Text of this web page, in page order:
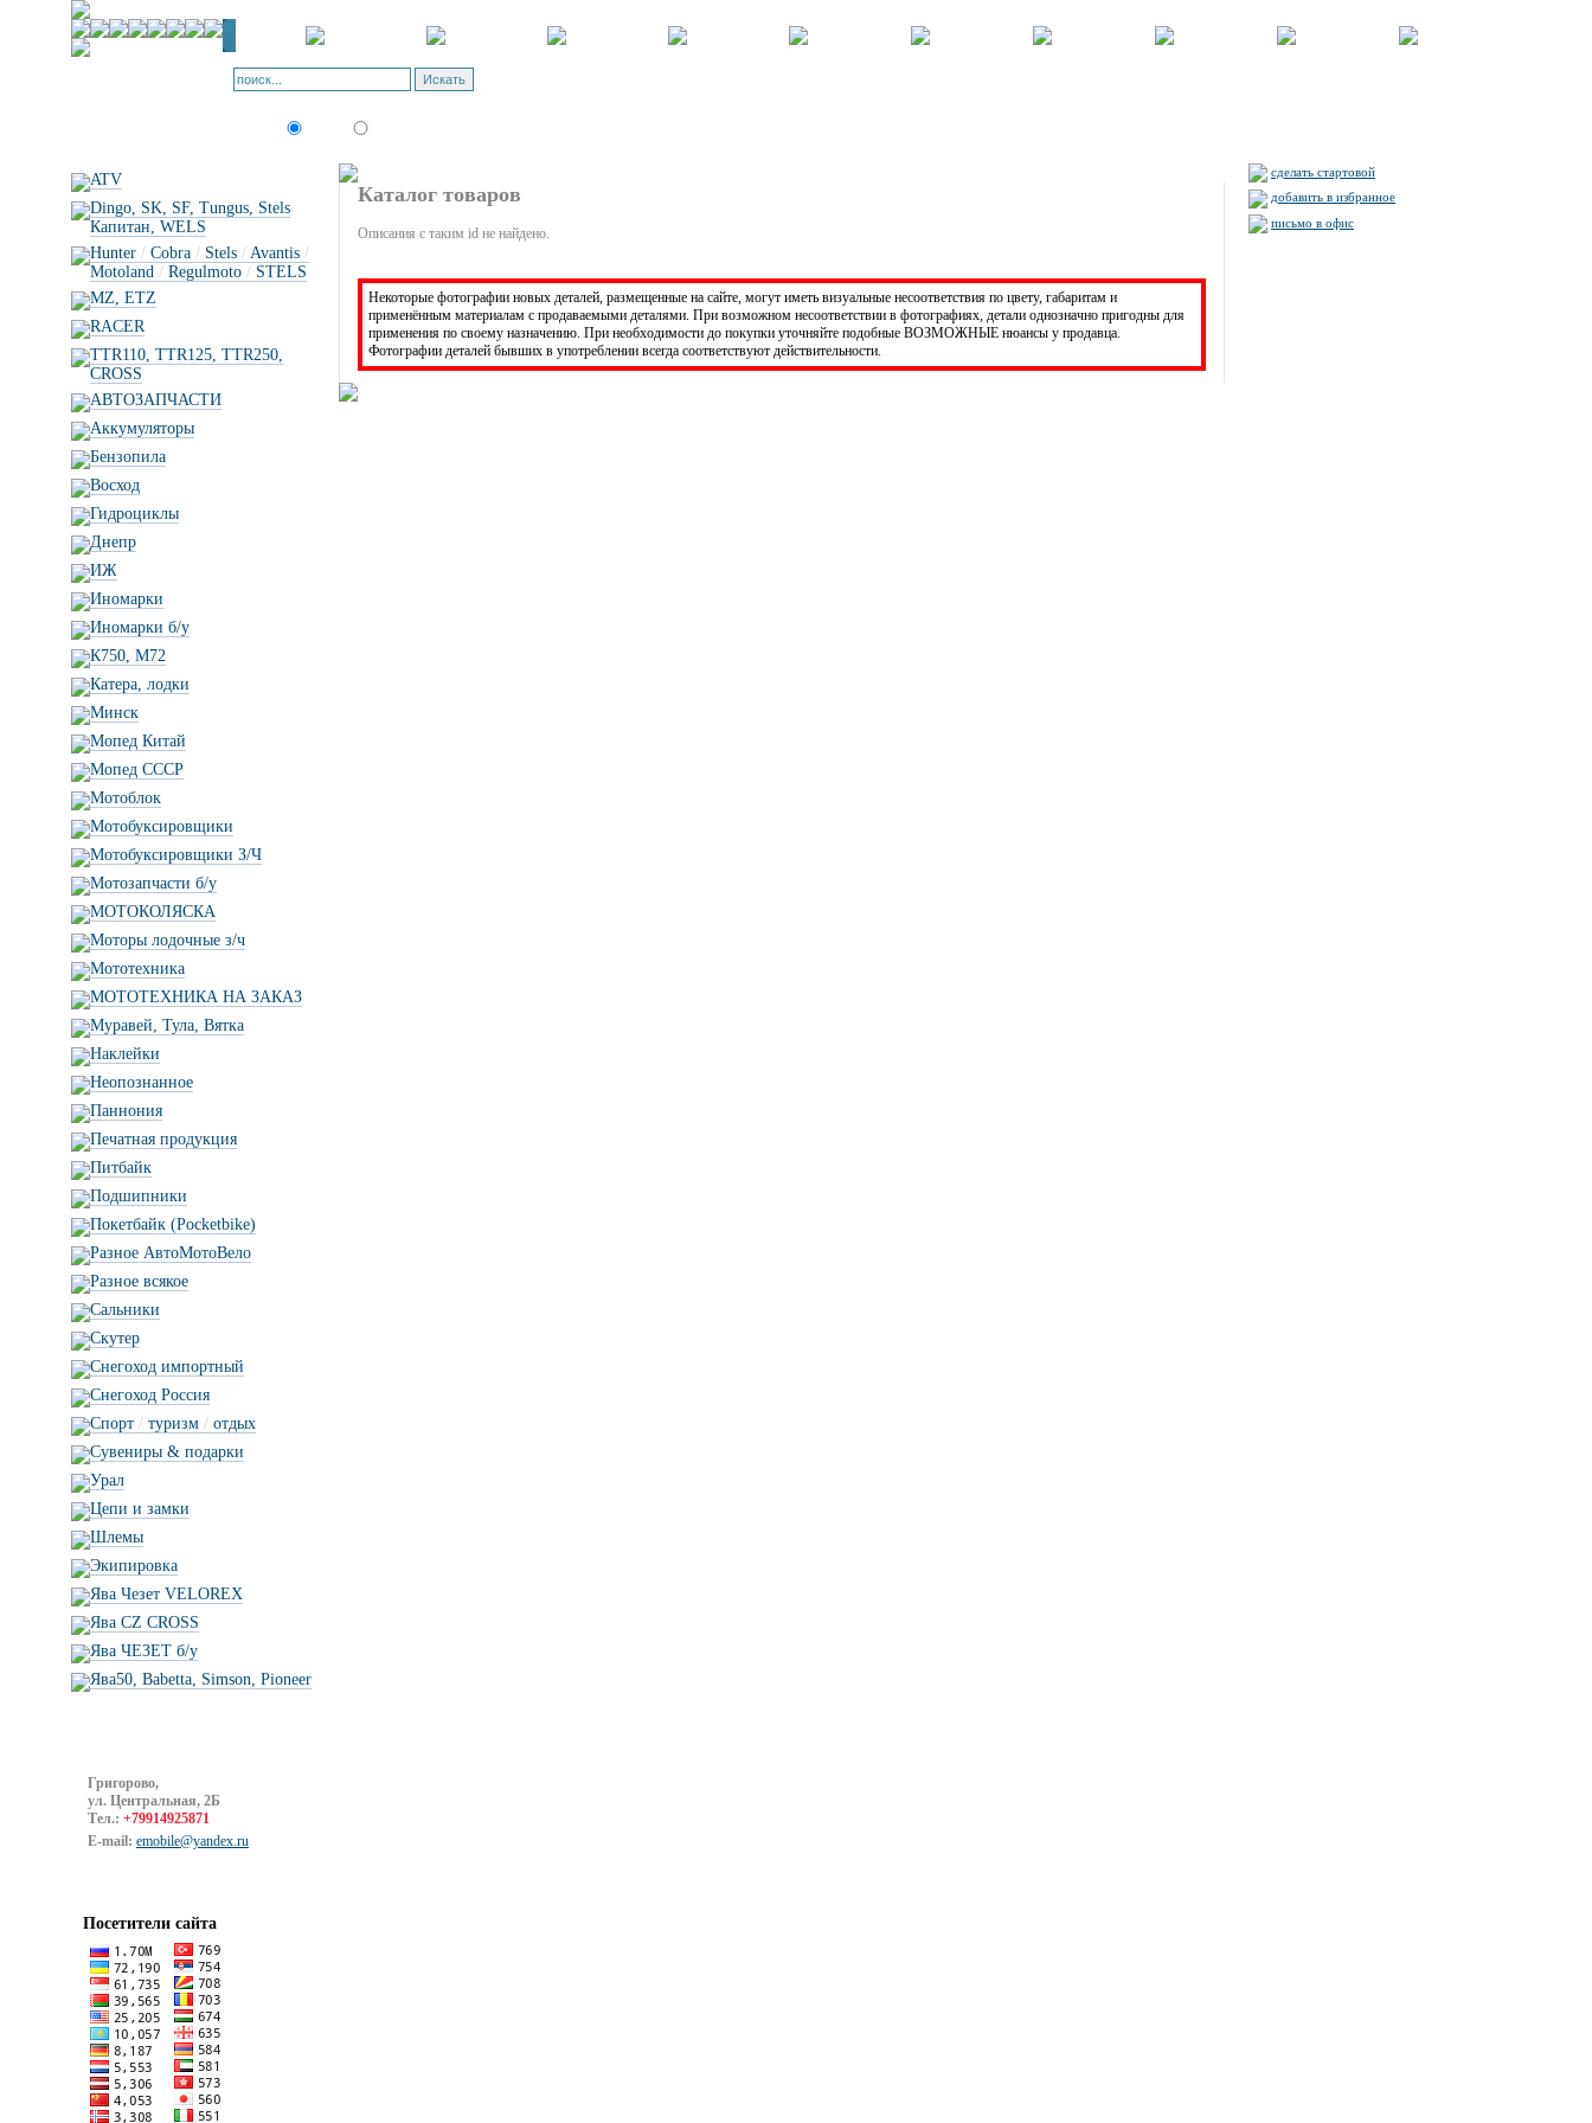
ATV
Dingo, SK, SF, Tungus, Stels
Капитан, WELS
Hunter / Cobra / Stels / Avantis /
Motoland / Regulmoto / STELS
MZ, ETZ
RACER
TTR110, TTR125, TTR250,
CROSS
АВТОЗАПЧАСТИ
Аккумуляторы
Бензопила
Восход
Гидроциклы
Днепр
ИЖ
Иномарки
Иномарки б/у
К750, М72
Катера, лодки
Минск
Мопед Китай
Мопед СССР
Мотоблок
Мотобуксировщики
Мотобуксировщики З/Ч
Мотозапчасти б/у
МОТОКОЛЯСКА
Моторы лодочные з/ч
Мототехника
МОТОТЕХНИКА НА ЗАКАЗ
Муравей, Тула, Вятка
Наклейки
Неопознанное
Паннония
Печатная продукция
Питбайк
Подшипники
Покетбайк (Pocketbike)
Разное АвтоМотоВело
Разное всякое
Сальники
Скутер
Снегоход импортный
Снегоход Россия
Спорт / туризм / отдых
Сувениры & подарки
Урал
Цепи и замки
Шлемы
Экипировка
Ява Чезет VELOREX
Ява CZ CROSS
Ява ЧЕЗЕТ б/у
Ява50, Babetta, Simson, Pioneer
Григорово,
ул. Центральная, 2Б
Тел.: +79914925871
E-mail: emobile@yandex.ru
Посетители сайта
Каталог товаров
Описания с таким id не найдено.
Некоторые фотографии новых деталей, размещенные на сайте, могут иметь визуальные несоответствия по цвету, габаритам и
применённым материалам с продаваемыми деталями. При возможном несоответствии в фотографиях, детали однозначно пригодны для
применения по своему назначению. При необходимости до покупки уточняйте подобные ВОЗМОЖНЫЕ нюансы у продавца.
Фотографии деталей бывших в употреблении всегда соответствуют действительности.
сделать стартовой
добавить в избранное
письмо в офис